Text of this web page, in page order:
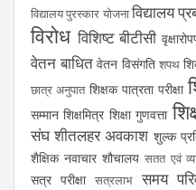
विद्यालय पुरस्कार योजनाविद्यालय
विरोध विशिष्ट बीटीसी
वेतन बाधित वेतन विसंगति शपथ
छात्र अनुपात शिक्षक पात्रता परीक्षा
सम्मान शिक्षमित्र शिक्षा गुणवत्ता
संघ शीतलहर अवकाश शुल्क
शैक्षिक नवाचार शौचालय सतत एवं
सत्र परीक्षा सत्रलाभ समय